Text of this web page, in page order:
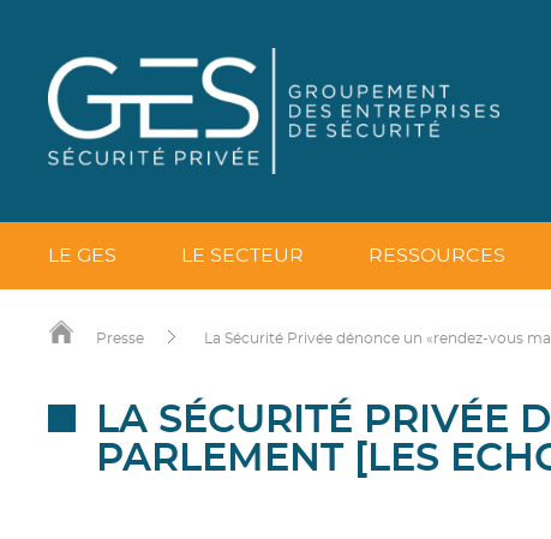
LE GES LE SECTEUR RESSOURCES
Presse La Sécurité Privée dénonce un «rendez-vous
LA SÉCURITÉ PRIVÉE
PARLEMENT [LES